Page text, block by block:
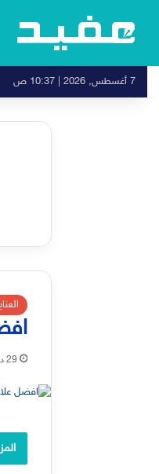
7 أغسطس, 2026 | 10:37 ص
29 ديسمبر, 2022